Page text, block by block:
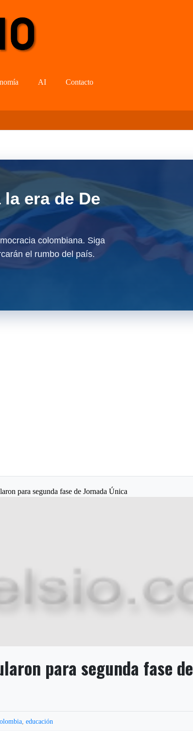
AI Contacto
era de De
colombiana. Siga
el rumbo del país.
para segunda fase de Jornada Única
para segunda fase de
,educación